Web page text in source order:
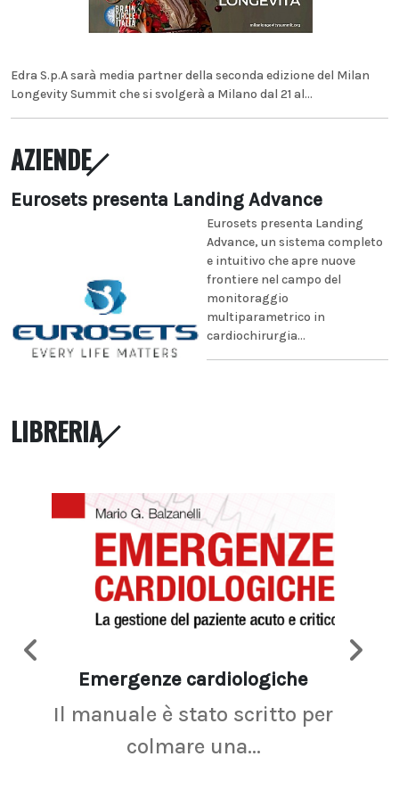
Edra S.p.A sarà media partner della seconda edizione del Milan
Longevity Summit che si svolgerà a Milano dal 21 al...
AZIENDE
Eurosets presenta Landing Advance
Eurosets presenta Landing
Advance, un sistema completo
e intuitivo che apre nuove
frontiere nel campo del
monitoraggio
multiparametrico in
cardiochirurgia...
LIBRERIA
Emergenze cardiologiche
Il manuale è stato scritto per
colmare una...